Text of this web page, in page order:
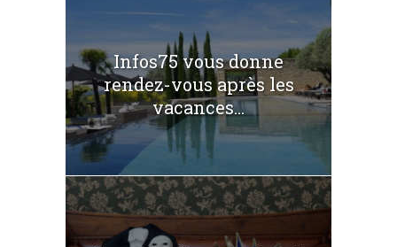
Infos75 vous donne
rendez-vous après les
vacances...